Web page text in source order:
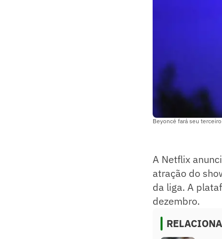
Beyoncé fará seu
A Netflix
atração do
da liga. A
dezembro.